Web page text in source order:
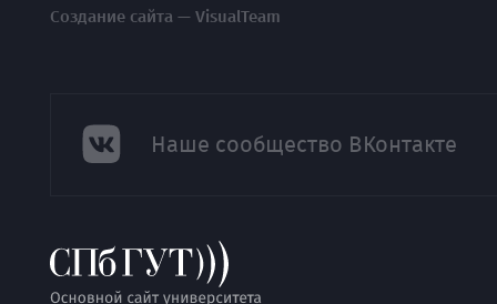
Создание сайта — VisualTeam
Наше сообщество ВКонтакте